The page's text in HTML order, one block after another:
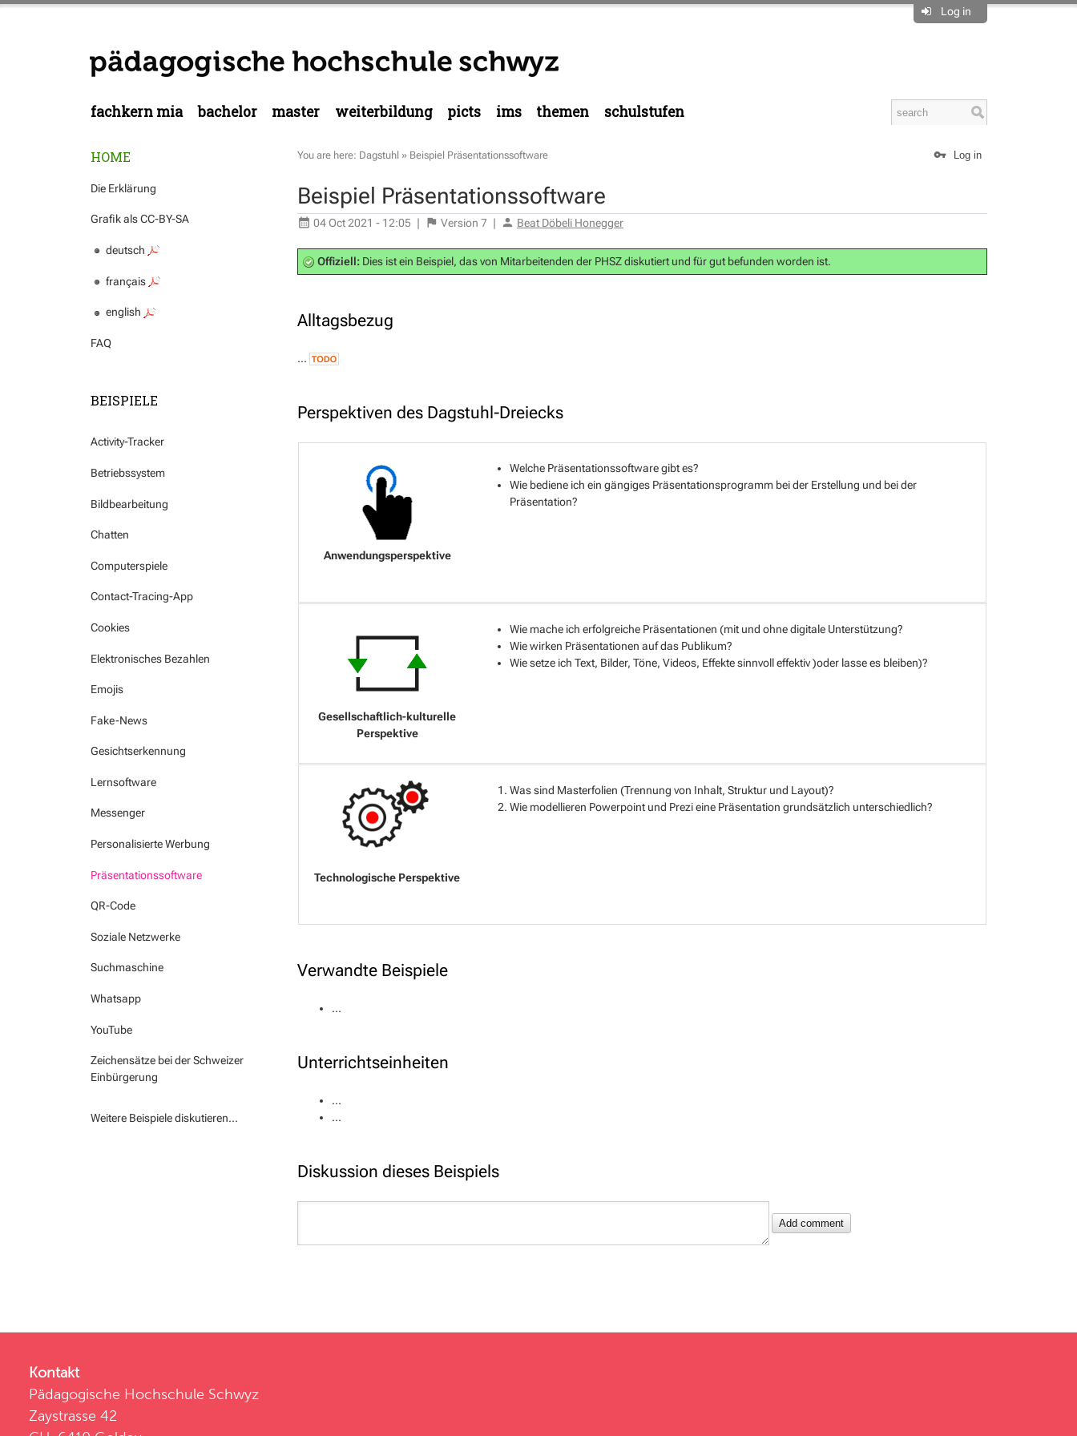
Log in
fachkern mia bachelor master weiterbildung picts ims themen schulstufen
HOME
Die Erklärung
Grafik als CC-BY-SA
deutsch
français
english
FAQ
BEISPIELE
Activity-Tracker
Betriebssystem
Bildbearbeitung
Chatten
Computerspiele
Contact-Tracing-App
Cookies
Elektronisches Bezahlen
Emojis
Fake-News
Gesichtserkennung
Lernsoftware
Messenger
Personalisierte Werbung
Präsentationssoftware
QR-Code
Soziale Netzwerke
Suchmaschine
Whatsapp
YouTube
Zeichensätze bei der Schweizer
Einbürgerung
Weitere Beispiele diskutieren...
Log in
You are here: Dagstuhl » Beispiel Präsentationssoftware
Beispiel Präsentationssoftware
04 Oct 2021 - 12:05 | Version 7 | Beat Döbeli Honegger
Offiziell: Dies ist ein Beispiel, das von Mitarbeitenden der PHSZ diskutiert und für gut befunden worden ist.
Alltagsbezug
...
Perspektiven des Dagstuhl-Dreiecks
Welche Präsentationssoftware gibt es?
Wie bediene ich ein gängiges Präsentationsprogramm bei der Erstellung und bei der
Präsentation?
Wie mache ich erfolgreiche Präsentationen (mit und ohne digitale Unterstützung?
Wie wirken Präsentationen auf das Publikum?
Wie setze ich Text, Bilder, Töne, Videos, Effekte sinnvoll effektiv )oder lasse es bleiben)?
Was sind Masterfolien (Trennung von Inhalt, Struktur und Layout)?
Wie modellieren Powerpoint und Prezi eine Präsentation grundsätzlich unterschiedlich?
Verwandte Beispiele
...
Unterrichtseinheiten
...
...
Diskussion dieses Beispiels
Kontakt
Pädagogische Hochschule Schwyz
Zaystrasse 42